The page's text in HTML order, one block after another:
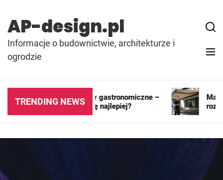
content
AP-design.pl
Informacje o budownictwie, architekturze i
ogrodzie
TRENDING NEWS
Kontenery i pawilony gastronomiczne –
gdzie sprawdzają się najlepiej?